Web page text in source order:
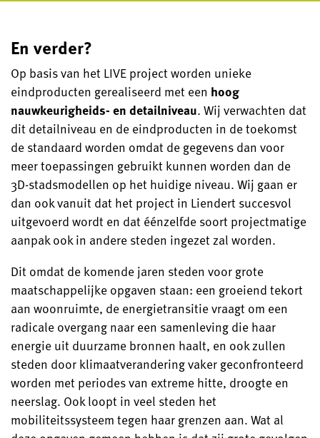
En verder?
Op basis van het LIVE project worden unieke
eindproducten gerealiseerd met een hoog
nauwkeurigheids- en detailniveau. Wij verwachten dat
dit detailniveau en de eindproducten in de toekomst
de standaard worden omdat de gegevens dan voor
meer toepassingen gebruikt kunnen worden dan de
3D-stadsmodellen op het huidige niveau. Wij gaan er
dan ook vanuit dat het project in Liendert succesvol
uitgevoerd wordt en dat éénzelfde soort projectmatige
aanpak ook in andere steden ingezet zal worden.
Dit omdat de komende jaren steden voor grote
maatschappelijke opgaven staan: een groeiend tekort
aan woonruimte, de energietransitie vraagt om een
radicale overgang naar een samenleving die haar
energie uit duurzame bronnen haalt, en ook zullen
steden door klimaatverandering vaker geconfronteerd
worden met periodes van extreme hitte, droogte en
neerslag. Ook loopt in veel steden het
mobiliteitssysteem tegen haar grenzen aan. Wat al